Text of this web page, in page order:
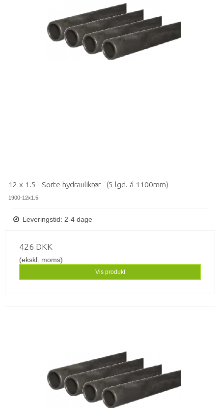
12 x 1.5 - Sorte hydraulikrør - (5 lgd. á 1100mm)
1900-12x1.5
Leveringstid: 2-4 dage
426 DKK
(ekskl. moms)
Vis produkt